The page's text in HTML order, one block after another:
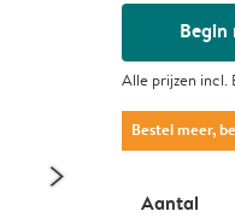
Begin
Alle prijzen incl.
Bestel meer,
Aantal